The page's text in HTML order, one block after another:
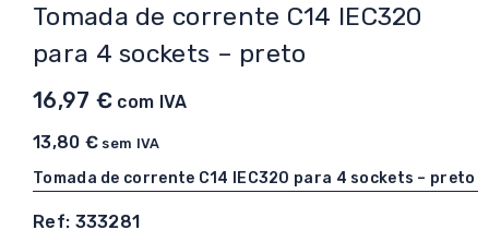
Tomada de corrente C14 IEC320
para 4 sockets – preto
16,97 € com IVA
13,80 € sem IVA
Tomada de corrente C14 IEC320 para 4 sockets – preto
Ref: 333281